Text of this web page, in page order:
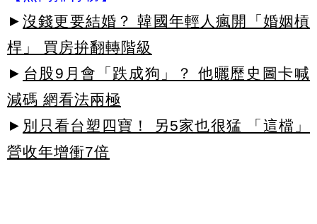
► 沒錢更要結婚？ 韓國年輕人瘋開「婚姻槓
桿」 買房拚翻轉階級
► 台股9月會「跌成狗」？ 他曬歷史圖卡喊
減碼 網看法兩極
► 別只看台塑四寶！ 另5家也很猛 「這檔」
營收年增衝7倍